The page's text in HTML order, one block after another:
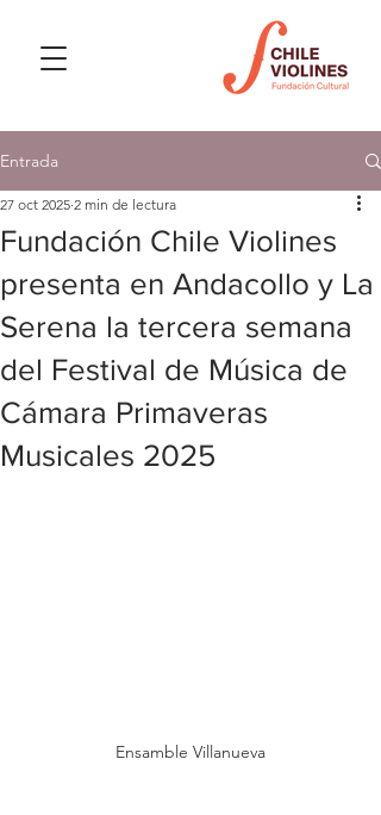
Entrada
Fundación Chile Violines
presenta en Andacollo y La
Serena la tercera semana
del Festival de Música de
Cámara Primaveras
Musicales 2025
27 oct 2025 2 min de lectura
Ensamble Villanueva